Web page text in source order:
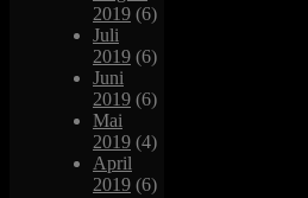
2019 (6)
Juli
2019 (6)
Juni
2019 (6)
Mai
2019 (4)
April
2019 (6)